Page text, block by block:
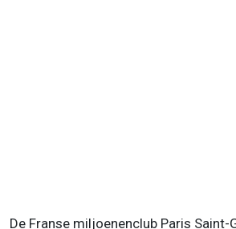
De Franse miljoenenclub Paris Saint-